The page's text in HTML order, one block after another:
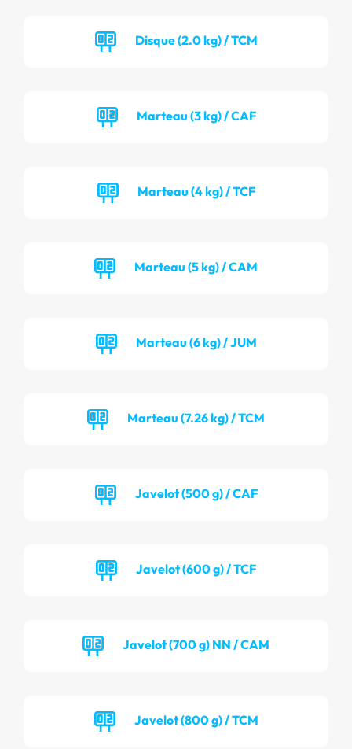
Disque (2.0 kg) / TCM
Marteau (3 kg) / CAF
Marteau (4 kg) / TCF
Marteau (5 kg) / CAM
Marteau (6 kg) / JUM
Marteau (7.26 kg) / TCM
Javelot (500 g) / CAF
Javelot (600 g) / TCF
Javelot (700 g) NN / CAM
Javelot (800 g) / TCM